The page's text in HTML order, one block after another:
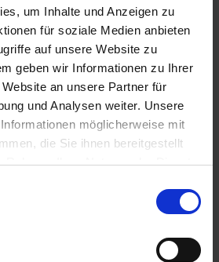
um Inhalte und Anzeigen zu
für soziale Medien anbieten
auf unsere Website zu
geben wir Informationen zu Ihrer
an unsere Partner für
und Analysen weiter. Unsere
möglicherweise mit
die Sie ihnen bereitgestellt
Rahmen Ihrer Nutzung der Dienste
Webseite weiterhin nutzen.
ca. 2-4 Werktage innerhalb
In denWarenkorb
Modelle R 850RT undR 1100RT.
UStG...